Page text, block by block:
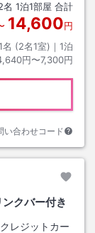
名 1泊1部屋 合計
14,600円
名 (2名1室)｜ 1泊
円〜7,300円
い合わせコード
クバー付き
レジットカー